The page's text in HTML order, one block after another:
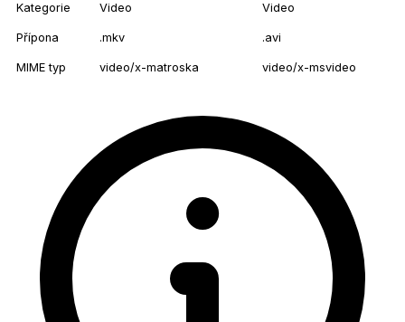
Kategorie Video Video
Přípona .mkv .avi
MIME typ video/x-matroska video/x-msvideo